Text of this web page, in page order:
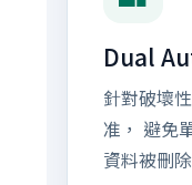
Dual
針對破壞
准， 避免
資料被刪